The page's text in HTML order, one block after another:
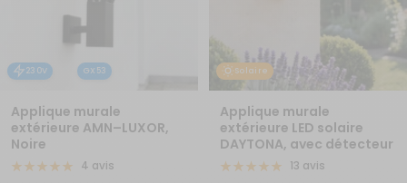
230V GX53
Applique murale
extérieure AMN–LUXOR,
Noire
4 avis
Solaire
Applique murale
extérieure LED solaire
DAYTONA, avec détecteur
13 avis